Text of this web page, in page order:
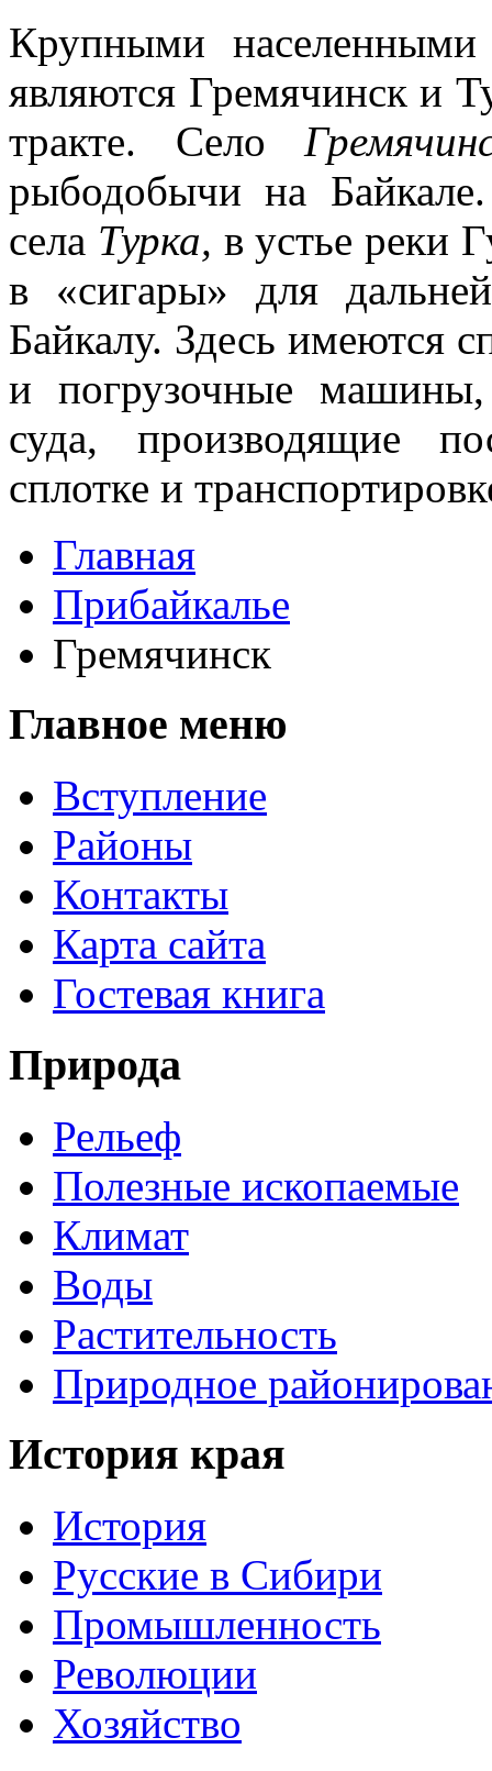
Крупными
являются Гремячинск и
тракте. Село
рыбодобычи на
села Турка, в устье реки
в «сига­ры» для
Байкалу. Здесь имеются
и погрузочные
суда, про­изводящие
сплотке и
Главная
Прибайкалье
Гремячинск
Главное меню
Вступление
Районы
Контакты
Карта сайта
Гостевая книга
Природа
Рельеф
Полезные ископаемые
Климат
Воды
Растительность
Природное
История края
История
Русские в Сибири
Промышленность
Революции
Хозяйство